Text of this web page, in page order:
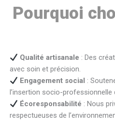
Pourquoi
Qualité artisanale : Des
avec soin et précision.
Engagement social :
l’insertion socio-professionnelle
Écoresponsabilité : Nous
respectueuses de